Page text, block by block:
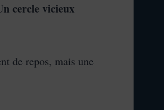
cercle vicieux
de repos, mais une